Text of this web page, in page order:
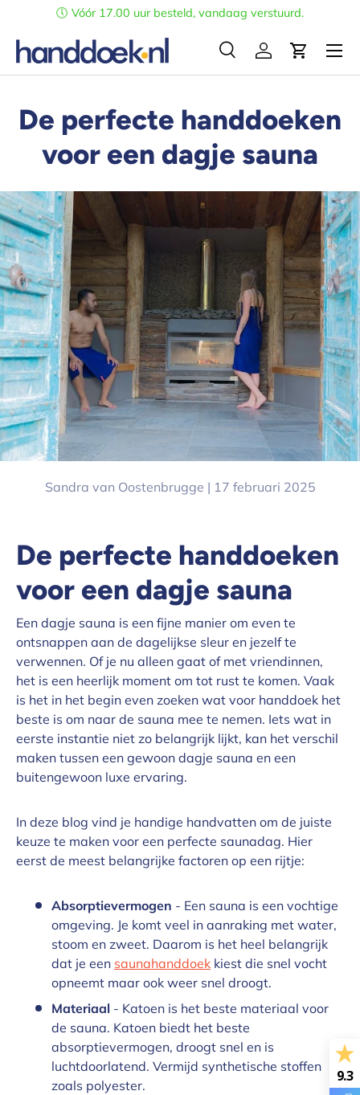
🕔 Vóór 17.00 uur besteld, vandaag verstuurd.
Zoeken
ZoekenInloggen
Menu
De perfecte handdoeken
voor een dagje sauna
Sandra van Oostenbrugge | 17 februari 2025
De perfecte handdoeken
voor een dagje sauna
Een dagje sauna is een fijne manier om even te
ontsnappen aan de dagelijkse sleur en jezelf te
verwennen. Of je nu alleen gaat of met vriendinnen,
het is een heerlijk moment om tot rust te komen. Vaak
is het in het begin even zoeken wat voor handdoek het
beste is om naar de sauna mee te nemen. Iets wat in
eerste instantie niet zo belangrijk lijkt, kan het verschil
maken tussen een gewoon dagje sauna en een
buitengewoon luxe ervaring.
In deze blog vind je handige handvatten om de juiste
keuze te maken voor een perfecte saunadag. Hier
eerst de meest belangrijke factoren op een rijtje:
Absorptievermogen - Een sauna is een vochtige
omgeving. Je komt veel in aanraking met water,
stoom en zweet. Daarom is het heel belangrijk
dat je een saunahanddoek kiest die snel vocht
opneemt maar ook weer snel droogt.
Materiaal - Katoen is het beste materiaal voor
de sauna. Katoen biedt het beste
absorptievermogen, droogt snel en is
luchtdoorlatend. Vermijd synthetische stoffen
zoals polyester.
9.3